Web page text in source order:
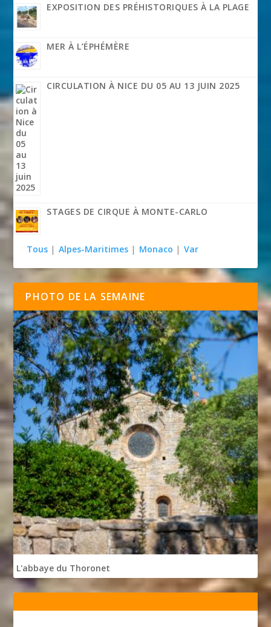
EXPOSITION DES PRÉHISTORIQUES À LA PLAGE
MER À L’ÉPHÉMÈRE
CIRCULATION À NICE DU 05 AU 13 JUIN 2025
STAGES DE CIRQUE À MONTE-CARLO
Tous | Alpes-Maritimes | Monaco | Var
PHOTO DE LA SEMAINE
L'abbaye du Thoronet